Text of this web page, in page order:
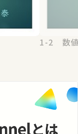
1-2 数値